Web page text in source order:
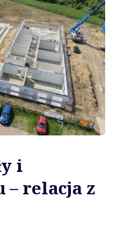
i
– relacja z